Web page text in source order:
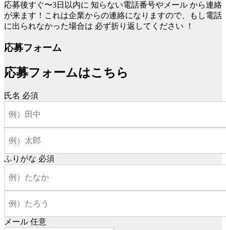
応募後すぐ〜3日以内に 知らない電話番号やメール から連絡
が来ます！これは企業からの連絡になりますので、もし電話
に出られなかった場合は 必ず折り返してください ！
応募フォーム
応募フォームはこちら
氏名 必須
ふりがな 必須
メール 任意